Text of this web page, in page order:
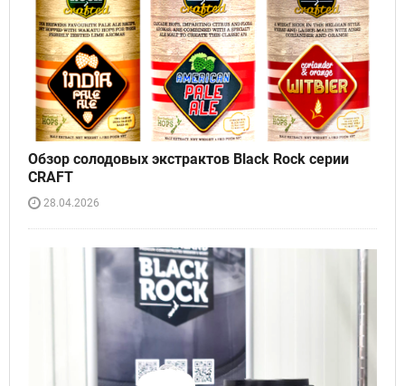
Обзор солодовых экстрактов Black Rock серии
CRAFT
28.04.2026